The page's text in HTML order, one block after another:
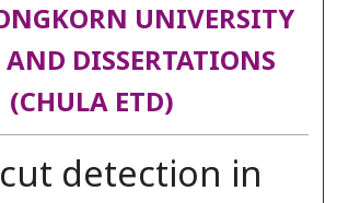
UNIVERSITY
AND DISSERTATIONS
(CHULA ETD)
detection in